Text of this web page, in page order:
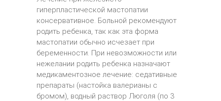
гиперпластической мастопатии
консервативное. Больной рекомендуют
родить ребенка, так как эта форма
мастопатии обычно исчезает при
беременности. При невозможности или
нежелании родить ребенка назначают
медикаментозное лечение: седативные
препараты (настойка валерианы с
бромом), водный раствор Люголя (по 3